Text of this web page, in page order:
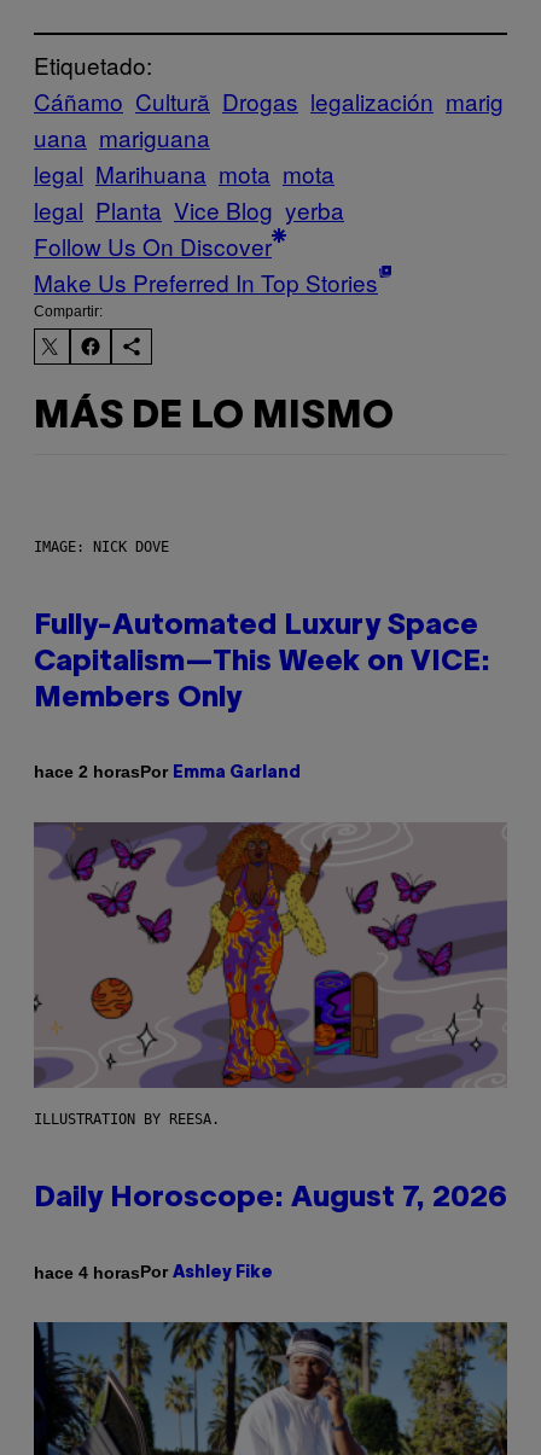
Etiquetado:
Cáñamo Cultură Drogas legalización marig
uana mariguana
legal Marihuana mota mota
legal Planta Vice Blog yerba
Follow Us On Discover
Make Us Preferred In Top Stories
Compartir:
MÁS DE LO MISMO
IMAGE: NICK DOVE
Fully-Automated Luxury Space
Capitalism—This Week on VICE:
Members Only
hace 2 horasPor Emma Garland
ILLUSTRATION BY REESA.
Daily Horoscope: August 7, 2026
hace 4 horasPor Ashley Fike